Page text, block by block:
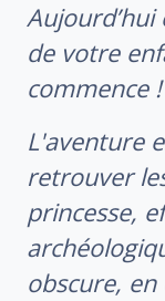
Aujourd’hui
de votre
commence !
L'aventure
retrouver
princesse,
obscure,